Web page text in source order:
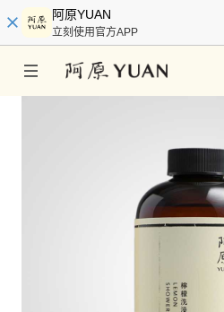
阿原YUAN
立刻使用官方APP